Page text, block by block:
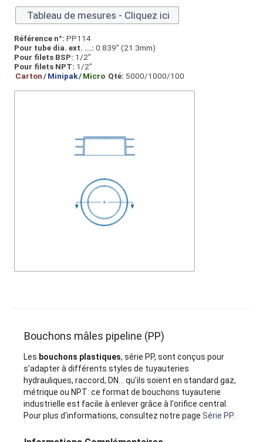
Tableau de mesures - Cliquez ici
Référence n°: PP114
Pour tube dia. ext. ...: 0.839” (21.3mm)
Pour filets BSP: 1/2"
Pour filets NPT: 1/2"
Carton/Minipak/Micro Qté: 5000/1000/100
Bouchons mâles pipeline (PP)
Les bouchons plastiques, série PP, sont conçus pour
s'adapter à différents styles de tuyauteries
hydrauliques, raccord, DN... qu'ils soient en standard gaz,
métrique ou NPT: ce format de bouchons tuyauterie
industrielle est facile à enlever grâce à l'orifice central.
Pour plus d'informations, consultez notre pageSérie PP.